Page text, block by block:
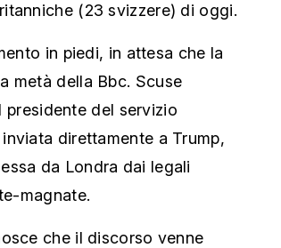
(23 svizzere) di oggi.
in piedi, in attesa che la
metà della Bbc. Scuse
presidente del servizio
direttamente a Trump,
da Londra dai legali
magnate.
che il discorso venne